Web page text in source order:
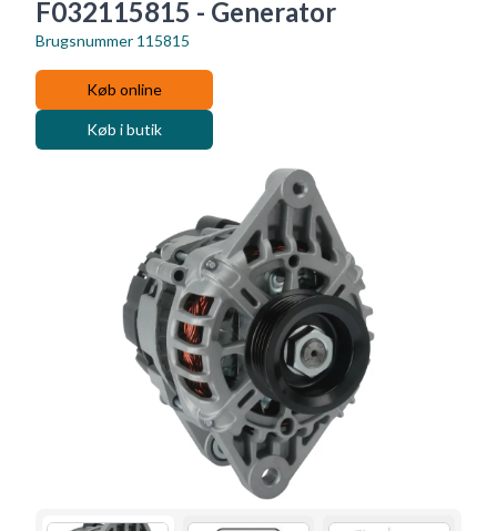
F032115815 - Generator
Brugsnummer 115815
Køb online
Køb i butik